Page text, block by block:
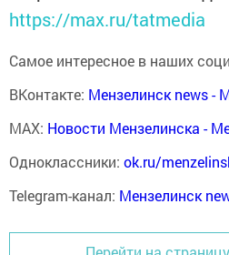
https://max.ru/tatmedia
Самое интересное в наших
ВКонтакте: Мензелинск news -
MAX: Новости Мензелинска -
Одноклассники: ok.ru/
Telegram-канал: Мензелинск